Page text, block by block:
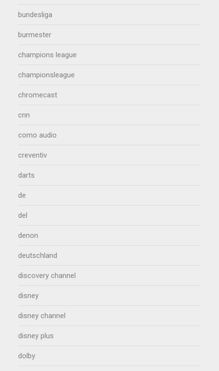
bundesliga
burmester
champions league
championsleague
chromecast
cnn
como audio
creventiv
darts
de
del
denon
deutschland
discovery channel
disney
disney channel
disney plus
dolby